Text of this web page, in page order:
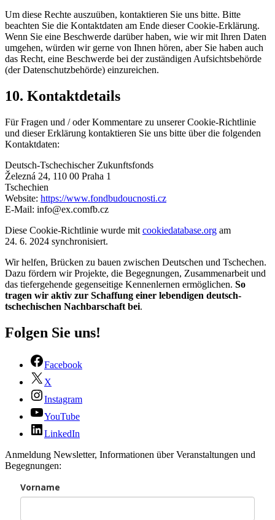
Um diese Rechte auszuüben, kontaktieren Sie uns bitte. Bitte
beachten Sie die Kontaktdaten am Ende dieser Cookie-Erklärung.
Wenn Sie eine Beschwerde darüber haben, wie wir mit Ihren Daten
umgehen, würden wir gerne von Ihnen hören, aber Sie haben auch
das Recht, eine Beschwerde bei der zuständigen Aufsichtsbehörde
(der Datenschutzbehörde) einzureichen.
10. Kontaktdetails
Für Fragen und / oder Kommentare zu unserer Cookie-Richtlinie
und dieser Erklärung kontaktieren Sie uns bitte über die folgenden
Kontaktdaten:
Deutsch-Tschechischer Zukunftsfonds
Železná 24, 110 00 Praha 1
Tschechien
Website: https://www.fondbudoucnosti.cz
E-Mail: info@ex.comfb.cz
Diese Cookie-Richtlinie wurde mit cookiedatabase.org am
24. 6. 2024 synchronisiert.
Wir helfen, Brücken zu bauen zwischen Deutschen und Tschechen.
Dazu fördern wir Projekte, die Begegnungen, Zusammenarbeit und
das tiefergehende gegenseitige Kennenlernen ermöglichen. So
tragen wir aktiv zur Schaffung einer lebendigen deutsch-
tschechischen Nachbarschaft bei.
Folgen Sie uns!
Facebook
X
Instagram
YouTube
LinkedIn
Anmeldung Newsletter, Informationen über Veranstaltungen und
Begegnungen:
Vorname